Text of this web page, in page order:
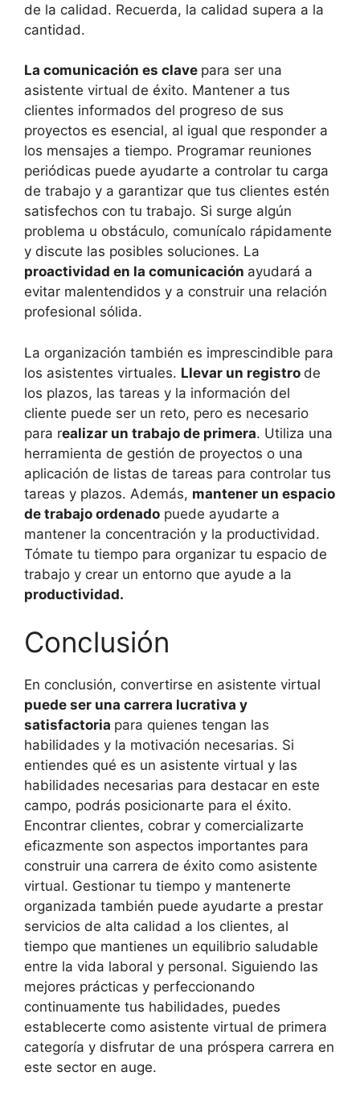
de la calidad. Recuerda, la calidad supera a la
cantidad.
La comunicación es clave para ser una
asistente virtual de éxito. Mantener a tus
clientes informados del progreso de sus
proyectos es esencial, al igual que responder a
los mensajes a tiempo. Programar reuniones
periódicas puede ayudarte a controlar tu carga
de trabajo y a garantizar que tus clientes estén
satisfechos con tu trabajo. Si surge algún
problema u obstáculo, comunícalo rápidamente
y discute las posibles soluciones. La
proactividad en la comunicación ayudará a
evitar malentendidos y a construir una relación
profesional sólida.
La organización también es imprescindible para
los asistentes virtuales. Llevar un registro de
los plazos, las tareas y la información del
cliente puede ser un reto, pero es necesario
para realizar un trabajo de primera. Utiliza una
herramienta de gestión de proyectos o una
aplicación de listas de tareas para controlar tus
tareas y plazos. Además, mantener un espacio
de trabajo ordenado puede ayudarte a
mantener la concentración y la productividad.
Tómate tu tiempo para organizar tu espacio de
trabajo y crear un entorno que ayude a la
productividad.
Conclusión
En conclusión, convertirse en asistente virtual
puede ser una carrera lucrativa y
satisfactoria para quienes tengan las
habilidades y la motivación necesarias. Si
entiendes qué es un asistente virtual y las
habilidades necesarias para destacar en este
campo, podrás posicionarte para el éxito.
Encontrar clientes, cobrar y comercializarte
eficazmente son aspectos importantes para
construir una carrera de éxito como asistente
virtual. Gestionar tu tiempo y mantenerte
organizada también puede ayudarte a prestar
servicios de alta calidad a los clientes, al
tiempo que mantienes un equilibrio saludable
entre la vida laboral y personal. Siguiendo las
mejores prácticas y perfeccionando
continuamente tus habilidades, puedes
establecerte como asistente virtual de primera
categoría y disfrutar de una próspera carrera en
este sector en auge.